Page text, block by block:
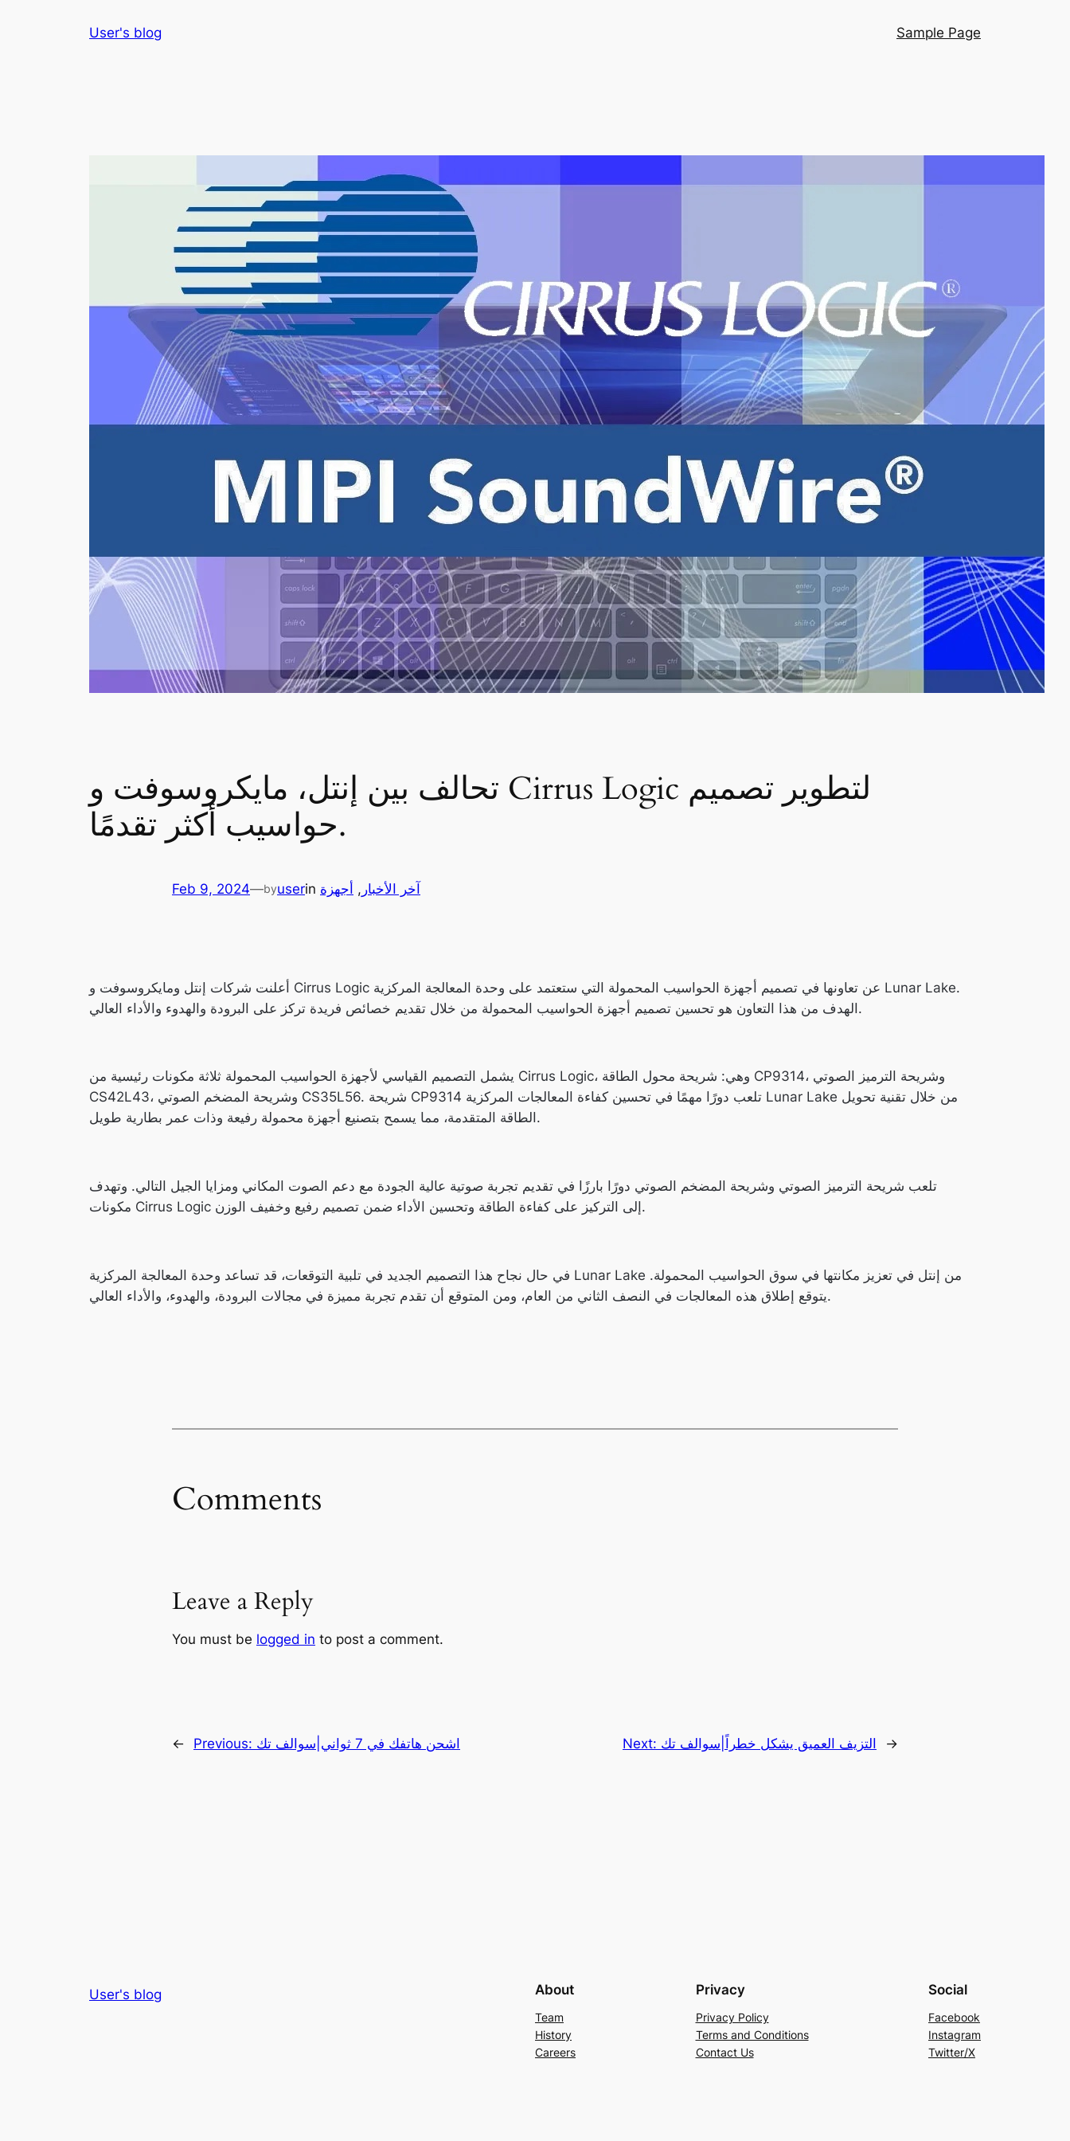
User's blog Sample Page
تحالف بين إنتل، مايكروسوفت و Cirrus Logic لتطوير تصميم
حواسيب أكثر تقدمًا.
Feb 9, 2024—byuserin آخر الأخبار , أجهزة
أعلنت شركات إنتل ومايكروسوفت و Cirrus Logic عن تعاونها في تصميم أجهزة الحواسيب المحمولة التي ستعتمد على وحدة المعالجة المركزية Lunar Lake.
الهدف من هذا التعاون هو تحسين تصميم أجهزة الحواسيب المحمولة من خلال تقديم خصائص فريدة تركز على البرودة والهدوء والأداء العالي.
يشمل التصميم القياسي لأجهزة الحواسيب المحمولة ثلاثة مكونات رئيسية من Cirrus Logic، وهي: شريحة محول الطاقة CP9314، وشريحة الترميز الصوتي
CS42L43، وشريحة المضخم الصوتي CS35L56. شريحة CP9314 تلعب دورًا مهمًا في تحسين كفاءة المعالجات المركزية Lunar Lake من خلال تقنية تحويل
الطاقة المتقدمة، مما يسمح بتصنيع أجهزة محمولة رفيعة وذات عمر بطارية طويل.
تلعب شريحة الترميز الصوتي وشريحة المضخم الصوتي دورًا بارزًا في تقديم تجربة صوتية عالية الجودة مع دعم الصوت المكاني ومزايا الجيل التالي. وتهدف
مكونات Cirrus Logic إلى التركيز على كفاءة الطاقة وتحسين الأداء ضمن تصميم رفيع وخفيف الوزن.
في حال نجاح هذا التصميم الجديد في تلبية التوقعات، قد تساعد وحدة المعالجة المركزية Lunar Lake من إنتل في تعزيز مكانتها في سوق الحواسيب المحمولة.
يتوقع إطلاق هذه المعالجات في النصف الثاني من العام، ومن المتوقع أن تقدم تجربة مميزة في مجالات البرودة، والهدوء، والأداء العالي.
Comments
Leave a Reply
You must be logged in to post a comment.
← Previous: اشحن هاتفك في 7 ثواني|سوالف تك Next: التزيف العميق يشكل خطراً|سوالف تك →
User's blog About
Team
History
Careers
Privacy
Privacy Policy
Terms and Conditions
Contact Us
Social
Facebook
Instagram
Twitter/X